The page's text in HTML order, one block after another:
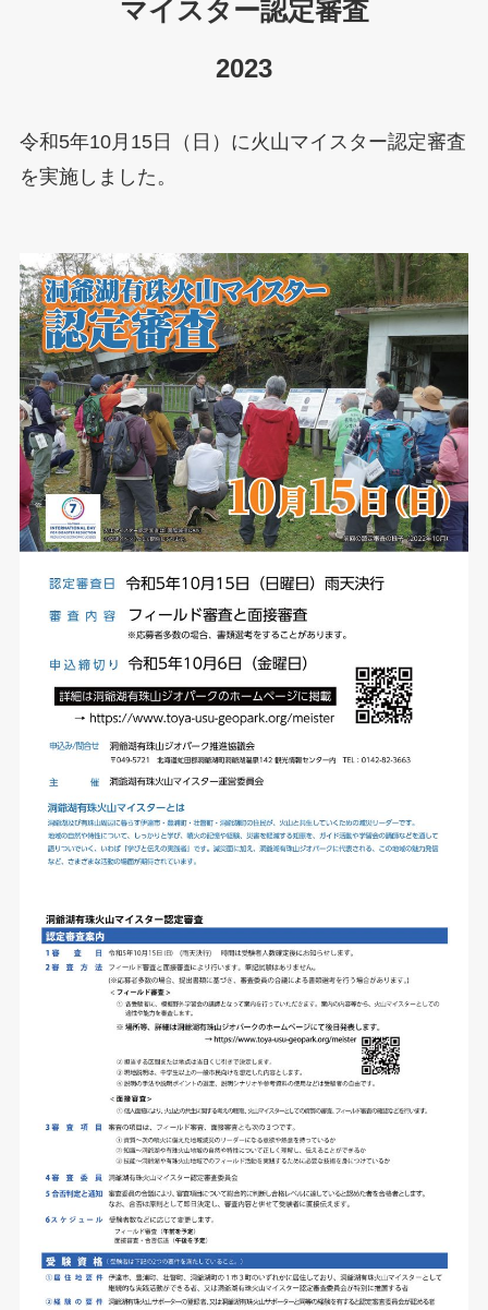
マイスター認定審査
2023
令和5年10月15日（日）に火山マイスター認定審査
を実施しました。